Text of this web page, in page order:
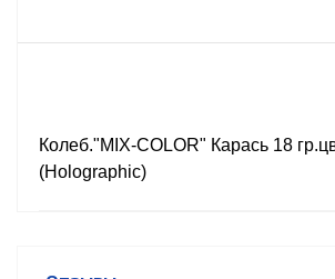
Колеб."MIX-COLOR" Карась 18
(Holographic)